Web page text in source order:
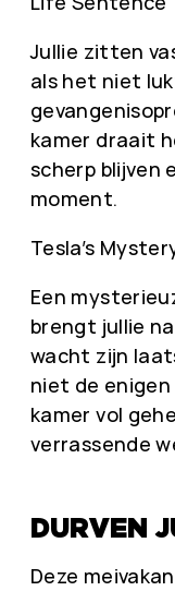
Jullie zitten
als het niet
kamer draait
scherp blijven
moment.
Tesla’s
Een
brengt jullie
wacht zijn
niet de enigen
kamer vol
verrassende
DURVEN
Deze